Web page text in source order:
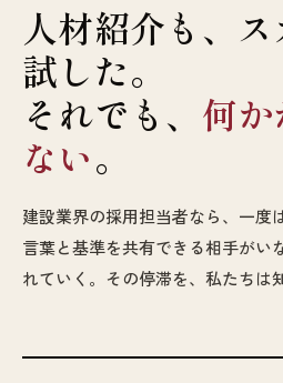
人材紹介も、ス
試した。
それでも、 何
ない。
建設業界の採用担当者なら、一度
言葉と基準を共有できる相手がい
れていく。その停滞を、私たちは